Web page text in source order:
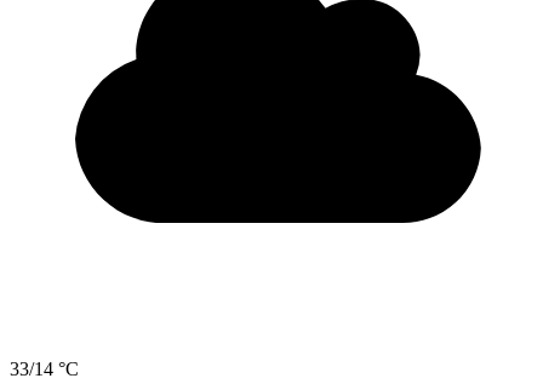
33/14 °C